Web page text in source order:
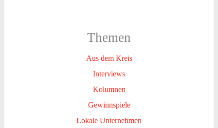
Themen
Aus dem Kreis
Interviews
Kolumnen
Gewinnspiele
Lokale Unternehmen